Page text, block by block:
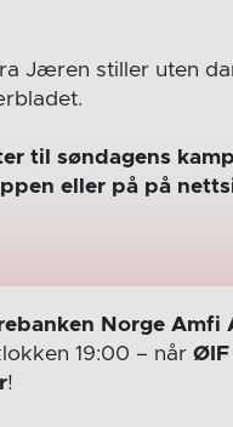
Jæren stiller uten
til søndagens
eller på på
Norge Amfi
19:00 – når ØIF
!